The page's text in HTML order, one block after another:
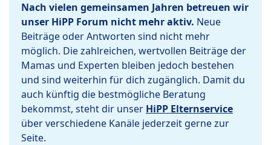
Nach vielen gemeinsamen Jahren betreuen wir
unser HiPP Forum nicht mehr aktiv. Neue
Beiträge oder Antworten sind nicht mehr
möglich. Die zahlreichen, wertvollen Beiträge der
Mamas und Experten bleiben jedoch bestehen
und sind weiterhin für dich zugänglich. Damit du
auch künftig die bestmögliche Beratung
bekommst, steht dir unser HiPP Elternservice
über verschiedene Kanäle jederzeit gerne zur
Seite.